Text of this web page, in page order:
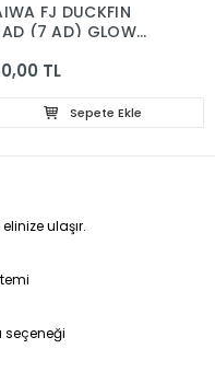
FJ DUCKFIN
(7 AD) GLOW
TL
Sepete Ekle
ulaşır.
seçeneği